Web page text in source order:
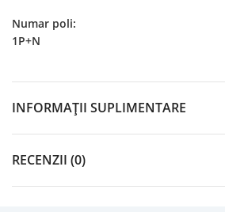
Numar poli:
1P+N
INFORMAȚII SUPLIMENTARE
RECENZII (0)